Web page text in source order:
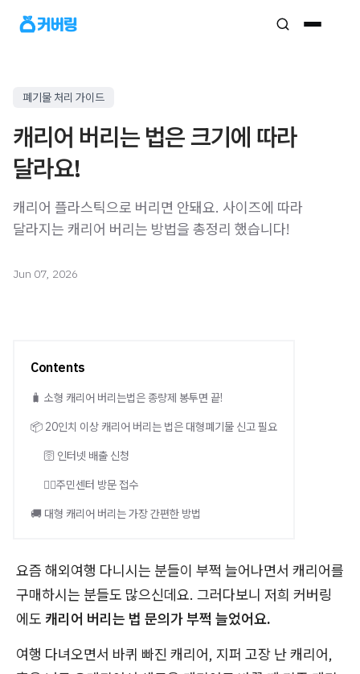
폐기물 처리 가이드
캐리어 버리는 법은 크기에 따라
달라요!
캐리어 플라스틱으로 버리면 안돼요. 사이즈에 따라
달라지는 캐리어 버리는 방법을 총정리 했습니다!
Jun 07, 2026
Contents
🧳 소형 캐리어 버리는법은 종량제 봉투면 끝!
📦 20인치 이상 캐리어 버리는 법은 대형폐기물 신고 필요
🛜 인터넷 배출 신청
🚶‍♂️주민센터 방문 접수
🚚 대형 캐리어 버리는 가장 간편한 방법
요즘 해외여행 다니시는 분들이 부쩍 늘어나면서 캐리어를
구매하시는 분들도 많으신데요. 그러다보니 저희 커버링
에도 캐리어 버리는 법 문의가 부쩍 늘었어요.
여행 다녀오면서 바퀴 빠진 캐리어, 지퍼 고장 난 캐리어,